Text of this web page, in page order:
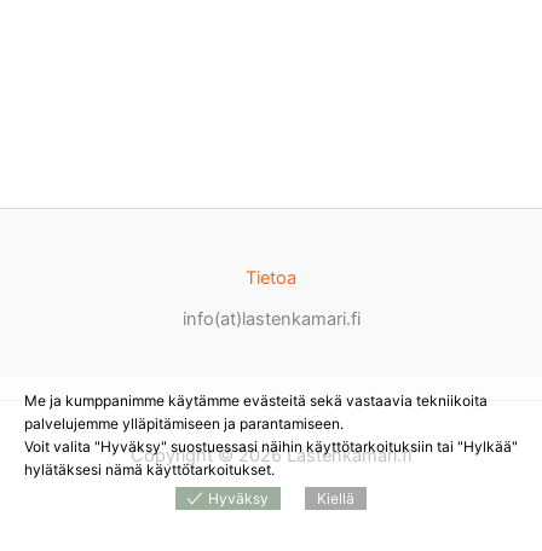
Tietoa
info(at)lastenkamari.fi
Copyright © 2026 Lastenkamari.fi
Me ja kumppanimme käytämme evästeitä sekä vastaavia tekniikoita
palvelujemme ylläpitämiseen ja parantamiseen.
Voit valita "Hyväksy" suostuessasi näihin käyttötarkoituksiin tai "Hylkää"
hylätäksesi nämä käyttötarkoitukset.
Hyväksy
Kiellä